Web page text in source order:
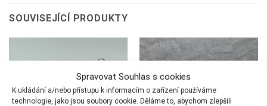
Spravovat Souhlas s cookies
K ukládání a/nebo přístupu k informacím o zařízení používáme
technologie, jako jsou soubory cookie. Děláme to, abychom zlepšili
SOUVISEJÍCÍ PRODUKTY